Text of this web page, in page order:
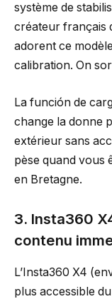
système de
créateur français
adorent ce
calibration. On
La función de
change la donne
extérieur sans
pèse quand vous
en Bretagne.
3. Insta360
contenu
L’Insta360 X4
plus accessible